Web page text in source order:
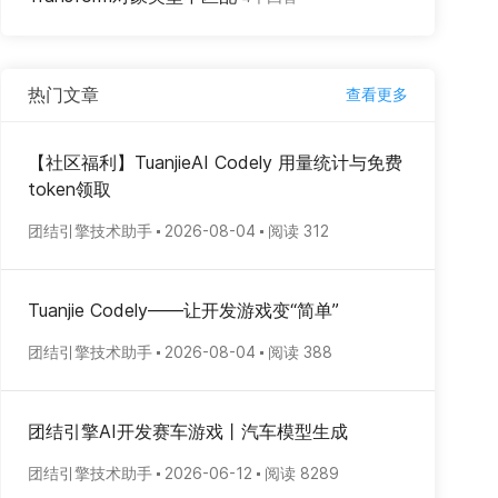
热门文章 查看更多
【社区福利】TuanjieAI Codely 用量统计与免费
token领取
团结引擎技术助手 2026-08-04 阅读 312
Tuanjie Codely——让开发游戏变“简单”
团结引擎技术助手 2026-08-04 阅读 388
团结引擎AI开发赛车游戏丨汽车模型生成
团结引擎技术助手 2026-06-12 阅读 8289